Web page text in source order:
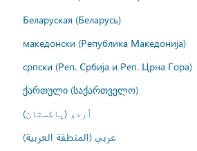
Беларуская (Беларусь)
македонски (Република Македонија)
српски (Реп. Србија и Реп. Црна Гора)
ქართული (საქართველო)
اُردو (پاکستان)
عربي (المنطقة العربية)